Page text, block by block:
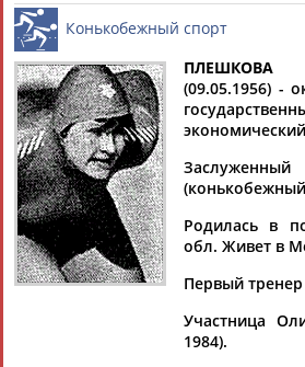
Найдено: 1персона
Ольга
ПЛЕШКОВА
Ваш запрос: "Ольга
Документы 1-1 из 1 найденных
Конькобежный спорт
ПЛЕШКОВА
(09.05.1956) -
Родилась в
обл. Живет в
Первый тренер
Участница
1984).